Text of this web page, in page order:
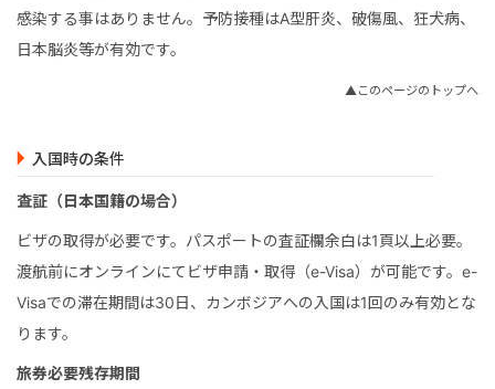
感染する事はありません。予防接種はA型肝炎、破傷風、狂犬病、
日本脳炎等が有効です。
▲このページのトップへ
入国時の条件
査証（日本国籍の場合）
ビザの取得が必要です。パスポートの査証欄余白は1頁以上必要。
渡航前にオンラインにてビザ申請・取得（e-Visa）が可能です。e-
Visaでの滞在期間は30日、カンボジアへの入国は1回のみ有効とな
ります。
旅券必要残存期間